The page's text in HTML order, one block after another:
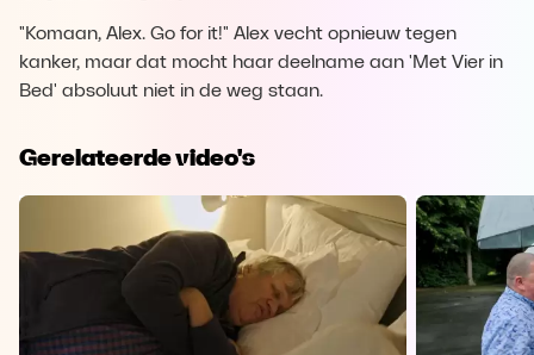
"Komaan, Alex. Go for it!" Alex vecht opnieuw tegen
kanker, maar dat mocht haar deelname aan 'Met Vier in
Bed' absoluut niet in de weg staan.
Gerelateerde video's